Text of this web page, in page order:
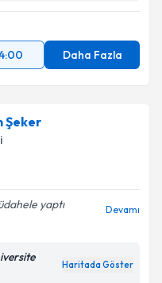
Daha Fazla
Şeker
yaptı
Devamı
Haritada Göster